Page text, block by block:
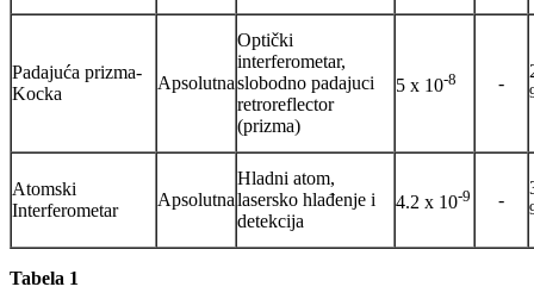
Padajuća prizma-
Kocka
Apsolutna
Optički
interferometar,
slobodno padajuci
retroreflector
(prizma)
5 x 10-8 -
Atomski
Interferometar
Apsolutna
Hladni atom,
lasersko hlađenje i
detekcija
4.2 x 10-9 -
Tabela 1